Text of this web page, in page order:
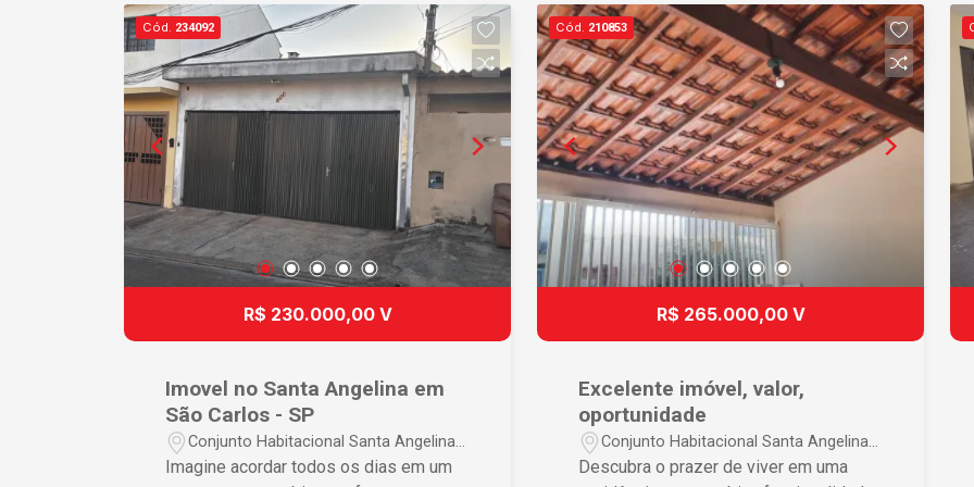
funcional; 2 banheiros; Lavanderia; 1
vaga de garagem coberta. Localizada
em um bairro tranquilo e com fácil
acesso aos principais comércios,
escolas, supermercados e serviços da
região, esta casa reúne praticidade e
qualidade de vida. Agende uma visita e
venha conhecer seu novo lar!
distribuídos e um quintal perfeito para
lazer, jardinagem ou futuras ampliações.
Entre em contato e agende uma visita!
Cód. 234092
R$ 230.000,00 V
Imovel no Santa Angelina em
São Carlos - SP
Conjunto Habitacional Santa Angelina -
São Carlos/SP
Imagine acordar todos os dias em um
Cód. 210853
R$ 265.000,00 V
Excelente imóvel, valor,
oportunidade
Conjunto Habitacional Santa Angelina -
São Carlos/SP
Descubra o prazer de viver em uma